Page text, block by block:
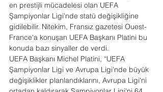
en prestijli mücadelesi olan UEFA
Şampiyonlar Ligi'nde statü değişikliğine
gidilebilir. Nitekim, Fransız gazetesi Ouest-
France'a konuşan UEFA Başkanı Platini bu
konuda bazı sinyaller de verdi.
UEFA Başkanı Michel Platini, “UEFA
Şampiyonlar Ligi ve Avrupa Ligi'nde büyük
değişiklikler planlandıklarını, Avrupa Ligi'ni